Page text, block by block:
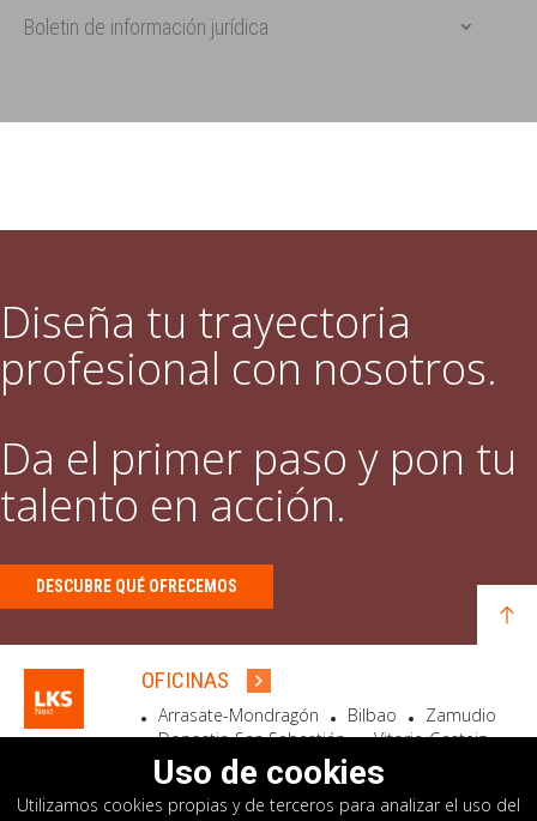
Boletin de información jurídica
Diseña tu trayectoria
profesional con nosotros.
Da el primer paso y pon tu
talento en acción.
DESCUBRE QUÉ OFRECEMOS
OFICINAS
Arrasate-Mondragón Bilbao
Zamudio
Donostia-San Sebastián
Vitoria-Gasteiz
Madrid
El Astillero Bidart
Uso de cookies
Utilizamos cookies propias y de terceros para analizar el uso del